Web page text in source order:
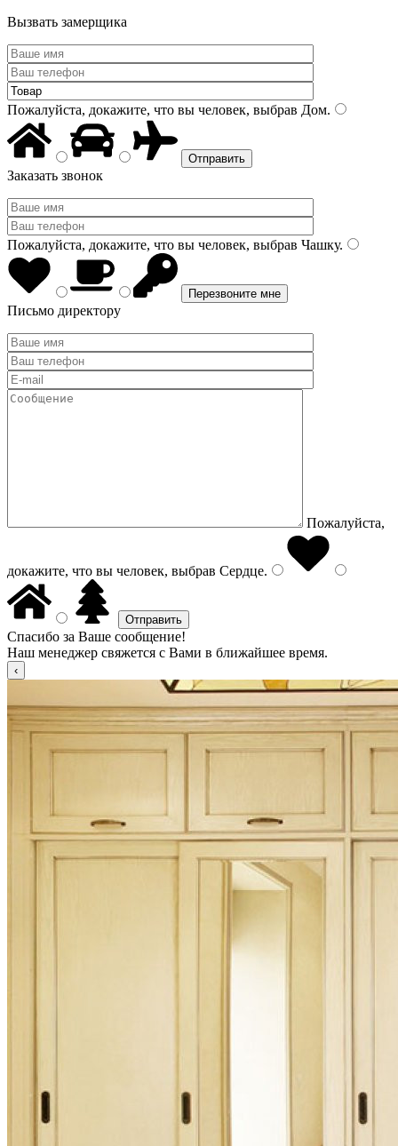
Вызвать замерщика
Пожалуйста, докажите, что вы человек, выбрав Дом.
Заказать звонок
Пожалуйста, докажите, что вы человек, выбрав Чашку.
Письмо директору
Пожалуйста,
докажите, что вы человек, выбрав Сердце.
Спасибо за Ваше сообщение!
Наш менеджер свяжется с Вами в ближайшее время.